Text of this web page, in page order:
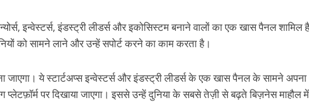
,इन्वेस्टर्स,इंडस्ट्रीलीडर्सऔरइकोसिस्टमबनानेवालोंकाएकखासपैनलशामिलहै
कोसामनेलानेऔरउन्हेंसपोर्टकरनेकाकामकरताहै।
जाएगा। येस्टार्टअप्सइन्वेस्टर्सऔरइंडस्ट्रीलीडर्सकेएकखासपैनलकेसामनेअपना
प्लेटफ़ॉर्मपरदिखायाजाएगा। इससेउन्हेंदुनियाकेसबसेतेज़ीसेबढ़तेबिज़नेसमाहौलमें